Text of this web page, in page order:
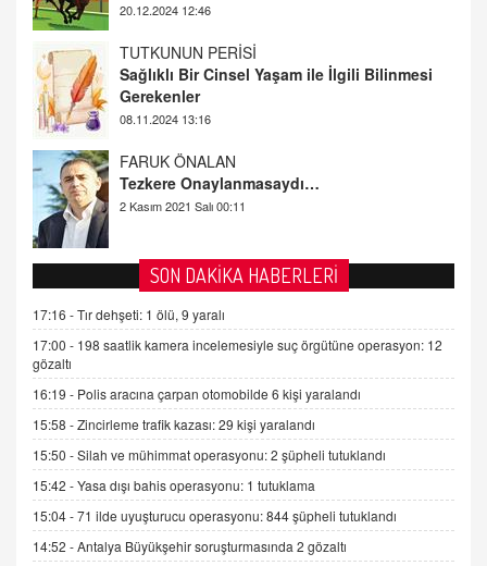
08.11.2024 13:16
FARUK ÖNALAN
Tezkere Onaylanmasaydı…
2 Kasım 2021 Salı 00:11
AV. DOĞAN CAN DOĞAN
Kişisel verilerin korunması ve dijital hukukun
gelişimi
SEHER EREK
Kış Ayları Geldi, Hangi Önlemler Alınmalı?
9.12.2025 10:11
İNCİ GÜL AKÖL
Trump Keşke Adana'yı da Ziyaret Etse...
06.07.2026 13:00
ADEM AKÖL
Esed Destekçilerinin Yüzüne Vurulan Şamar:
Sednaya
11.12.2024 12:30
SON DAKİKA HABERLERİ
17:16 -Tır dehşeti: 1 ölü, 9 yaralı
17:00 - 198 saatlik kamera incelemesiyle suç örgütüne operasyon: 12
gözaltı
16:19 - Polis aracına çarpan otomobilde 6 kişi yaralandı
15:58 -Zincirleme trafik kazası: 29 kişi yaralandı
15:50 -Silah ve mühimmat operasyonu: 2 şüpheli tutuklandı
15:42 -Yasa dışı bahis operasyonu: 1 tutuklama
15:04 -71 ilde uyuşturucu operasyonu: 844 şüpheli tutuklandı
14:52 -Antalya Büyükşehir soruşturmasında 2 gözaltı